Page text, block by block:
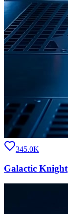
345.0K
Galactic Knight